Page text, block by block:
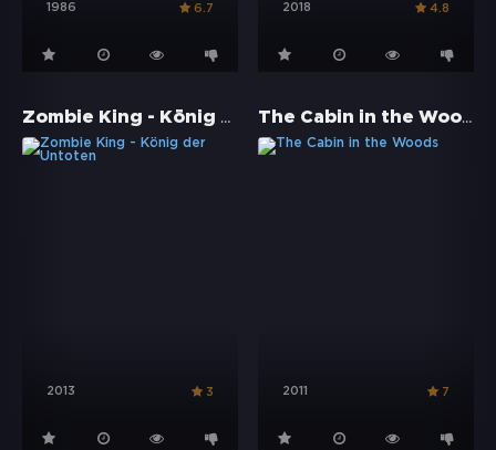
1986 6.7 2018 4.8
Zombie King - König der Untoten
2013 3
The Cabin in the Woods
2011 7